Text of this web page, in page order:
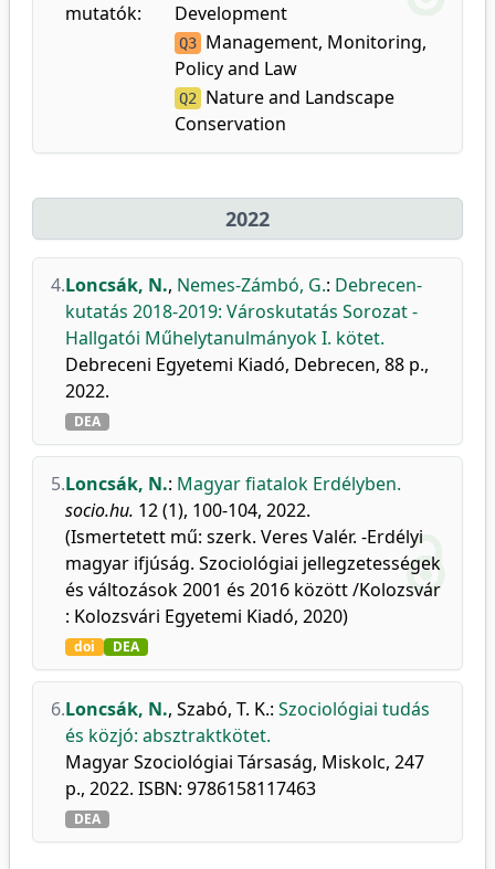
mutatók:
Development
Q3 Management, Monitoring,
Policy and Law
Q2
Nature and Landscape
Conservation
2022
4.Loncsák, N., Nemes-Zámbó, G.: Debrecen-
kutatás 2018-2019: Városkutatás Sorozat -
Hallgatói Műhelytanulmányok I. kötet.
Debreceni Egyetemi Kiadó, Debrecen, 88 p.,
2022.
DEA
5.Loncsák, N.: Magyar fiatalok Erdélyben.
socio.hu. 12 (1), 100-104, 2022.
(Ismertetett mű: szerk. Veres Valér. -Erdélyi
magyar ifjúság. Szociológiai jellegzetességek
és változások 2001 és 2016 között /Kolozsvár
: Kolozsvári Egyetemi Kiadó, 2020)
doi DEA
6.Loncsák, N., Szabó, T. K.: Szociológiai tudás
és közjó: absztraktkötet.
Magyar Szociológiai Társaság, Miskolc, 247
p., 2022. ISBN: 9786158117463
DEA